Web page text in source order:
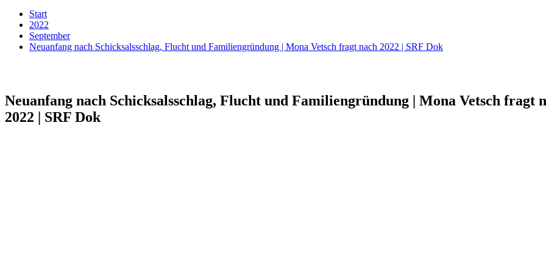
Start
2022
September
Neuanfang nach Schicksalsschlag, Flucht und Familiengründung | Mona Vetsch fragt nach 2022 | SRF Dok
Neuanfang nach Schicksalsschlag, Flucht und Familiengründung | Mona Vetsch fragt
2022 | SRF Dok